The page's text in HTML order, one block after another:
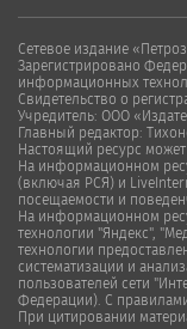
Сетевое издание
Зарегистрировано
информационных
Свидетельство о
Учредитель: ООО
Главный редактор:
Настоящий ресурс
На информационном
(включая РСЯ) и
посещаемости и
На информационном
технологии "Яндекс",
технологии
систематизации и
пользователей сети
Федерации). С
При цитировании